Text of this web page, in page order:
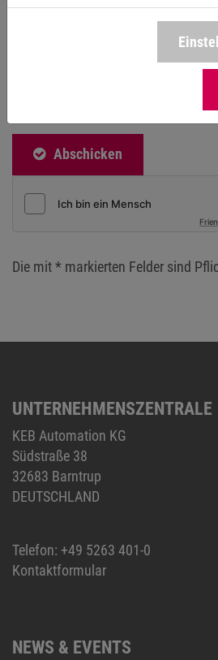
zum Zwecke der
einverstanden. Die Erteilung der
Abs. 1 S. 1 lit. a) DSGVO ist
erteilte Einwilligung kann
Abschicken
Die mit * markierten Felder sind
UNTERNEHMENSZENTRALE
KEB Automation KG
Südstraße 38
32683 Barntrup
DEUTSCHLAND
Telefon: +49 5263 401-0
Kontaktformular
NEWS & EVENTS